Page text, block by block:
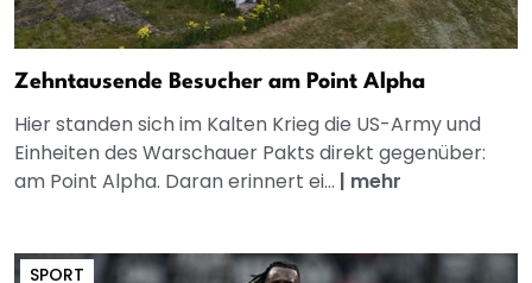
Zehntausende Besucher am Point Alpha
Hier standen sich im Kalten Krieg die US-Army und
Einheiten des Warschauer Pakts direkt gegenüber:
am Point Alpha. Daran erinnert ei... | mehr
SPORT